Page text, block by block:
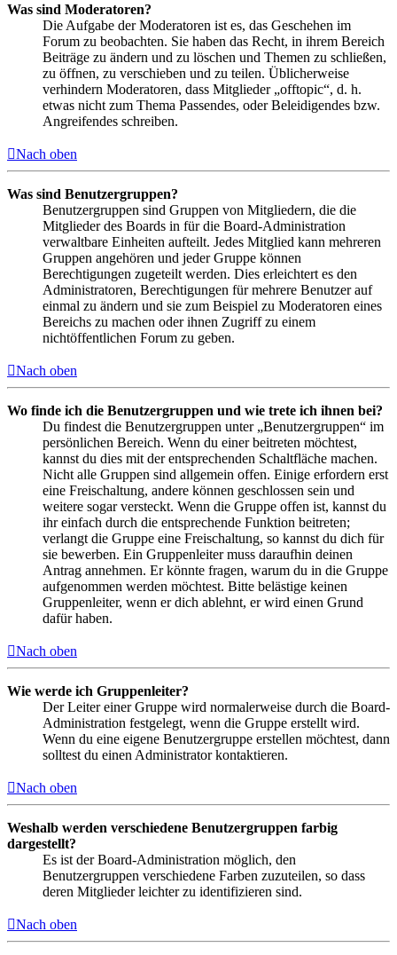
Was sind Moderatoren?
Die Aufgabe der Moderatoren ist es, das Geschehen im
Forum zu beobachten. Sie haben das Recht, in ihrem Bereich
Beiträge zu ändern und zu löschen und Themen zu schließen,
zu öffnen, zu verschieben und zu teilen. Üblicherweise
verhindern Moderatoren, dass Mitglieder „offtopic“, d. h.
etwas nicht zum Thema Passendes, oder Beleidigendes bzw.
Angreifendes schreiben.
Nach oben
Was sind Benutzergruppen?
Benutzergruppen sind Gruppen von Mitgliedern, die die
Mitglieder des Boards in für die Board-Administration
verwaltbare Einheiten aufteilt. Jedes Mitglied kann mehreren
Gruppen angehören und jeder Gruppe können
Berechtigungen zugeteilt werden. Dies erleichtert es den
Administratoren, Berechtigungen für mehrere Benutzer auf
einmal zu ändern und sie zum Beispiel zu Moderatoren eines
Bereichs zu machen oder ihnen Zugriff zu einem
nichtöffentlichen Forum zu geben.
Nach oben
Wo finde ich die Benutzergruppen und wie trete ich ihnen bei?
Du findest die Benutzergruppen unter „Benutzergruppen“ im
persönlichen Bereich. Wenn du einer beitreten möchtest,
kannst du dies mit der entsprechenden Schaltfläche machen.
Nicht alle Gruppen sind allgemein offen. Einige erfordern erst
eine Freischaltung, andere können geschlossen sein und
weitere sogar versteckt. Wenn die Gruppe offen ist, kannst du
ihr einfach durch die entsprechende Funktion beitreten;
verlangt die Gruppe eine Freischaltung, so kannst du dich für
sie bewerben. Ein Gruppenleiter muss daraufhin deinen
Antrag annehmen. Er könnte fragen, warum du in die Gruppe
aufgenommen werden möchtest. Bitte belästige keinen
Gruppenleiter, wenn er dich ablehnt, er wird einen Grund
dafür haben.
Nach oben
Wie werde ich Gruppenleiter?
Der Leiter einer Gruppe wird normalerweise durch die Board-
Administration festgelegt, wenn die Gruppe erstellt wird.
Wenn du eine eigene Benutzergruppe erstellen möchtest, dann
solltest du einen Administrator kontaktieren.
Nach oben
Weshalb werden verschiedene Benutzergruppen farbig
dargestellt?
Es ist der Board-Administration möglich, den
Benutzergruppen verschiedene Farben zuzuteilen, so dass
deren Mitglieder leichter zu identifizieren sind.
Nach oben